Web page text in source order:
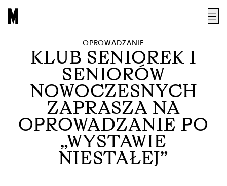
OPROWADZANIE
KLUB SENIOREK I
SENIORÓW
NOWOCZESNYCH
ZAPRASZA NA
OPROWADZANIE PO
„WYSTAWIE
NIESTAŁEJ”